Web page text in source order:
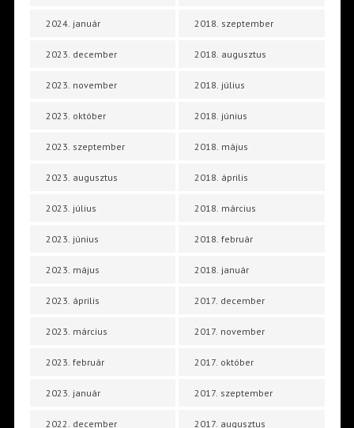
2024. január
2023. december
2023. november
2023. október
2023. szeptember
2023. augusztus
2023. július
2023. június
2023. május
2023. április
2023. március
2023. február
2023. január
2022. december
2018. szeptember
2018. augusztus
2018. július
2018. június
2018. május
2018. április
2018. március
2018. február
2018. január
2017. december
2017. november
2017. október
2017. szeptember
2017. augusztus